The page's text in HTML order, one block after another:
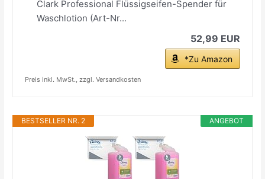
Clark Professional Flüssigseifen-Spender für
Waschlotion (Art-Nr...
52,99 EUR
*Zu Amazon
Preis inkl. MwSt., zzgl. Versandkosten
ANGEBOT
BESTSELLER NR. 2